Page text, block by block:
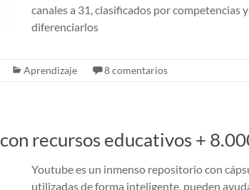
canales a 31, clasificados por competencias
diferenciarlos
Aprendizaje 8 comentarios
recursos educativos +
Youtube es un inmenso repositorio con
utilizadas de forma inteligente, pueden